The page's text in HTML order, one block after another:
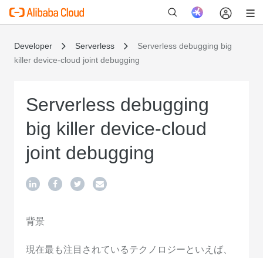
Developer Serverless
Serverless debugging big
killer device-cloud joint debugging
Serverless debugging
big killer device-cloud
joint debugging
背景
現在最も注目されているテクノロジーといえば、